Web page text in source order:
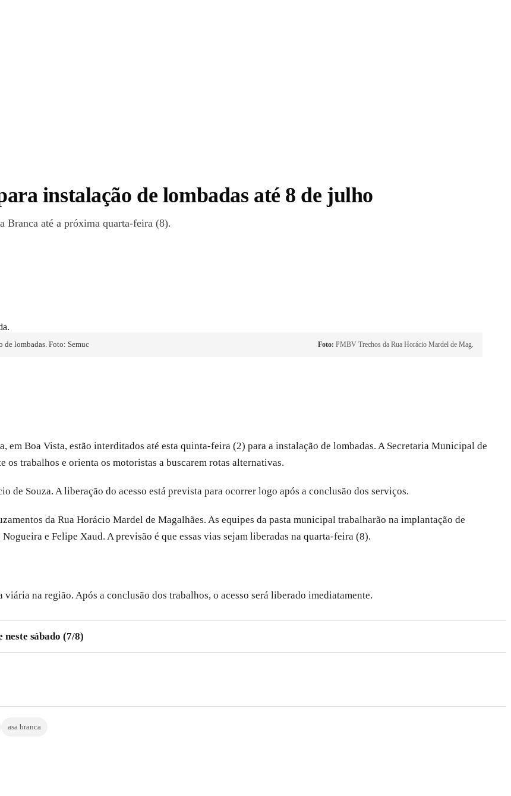
instalação de lombadas até 8 de julho
Branca até a próxima quarta-feira (8).
de lombadas. Foto: Semuc Foto: PMBV Trechos da Rua Horácio Mardel de Mag.
em Boa Vista, estão interditados até esta quinta-feira (2) para a instalação de lombadas. A Secretaria Municipal de
trabalhos e orienta os motoristas a buscarem rotas alternativas.
de Souza. A liberação do acesso está prevista para ocorrer logo após a conclusão dos serviços.
da Rua Horácio Mardel de Magalhães. As equipes da pasta municipal trabalharão na implantação de
e Felipe Xaud. A previsão é que essas vias sejam liberadas na quarta-feira (8).
na região. Após a conclusão dos trabalhos, o acesso será liberado imediatamente.
sábado (7/8)
asa branca